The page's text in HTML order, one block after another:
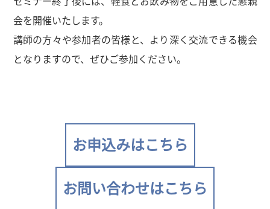
会を開催いたします。
講師の方々や参加者の皆様と、より深く交流できる機会
となりますので、ぜひご参加ください。
お申込みはこちら
お問い合わせはこちら